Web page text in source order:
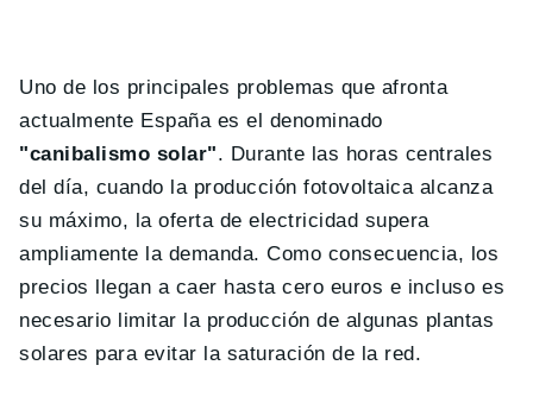
Uno de los principales problemas que afronta
actualmente España es el denominado
"canibalismo solar". Durante las horas centrales
del día, cuando la producción fotovoltaica alcanza
su máximo, la oferta de electricidad supera
ampliamente la demanda. Como consecuencia, los
precios llegan a caer hasta cero euros e incluso es
necesario limitar la producción de algunas plantas
solares para evitar la saturación de la red.